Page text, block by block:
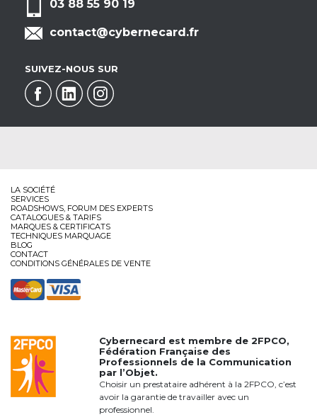
03 88 55 90 19
contact@cybernecard.fr
SUIVEZ-NOUS SUR
LA SOCIÉTÉ
SERVICES
ROADSHOWS, FORUM DES EXPERTS
CATALOGUES & TARIFS
MARQUES & CERTIFICATS
TECHNIQUES MARQUAGE
BLOG
CONTACT
CONDITIONS GÉNÉRALES DE VENTE
Cybernecard est membre de2FPCO,
Fédération Française des
Professionnels de la Communication
par l’Objet.
Choisir un prestataire adhérent à la 2FPCO, c’est
avoir la garantie de travailler avec un
professionnel.